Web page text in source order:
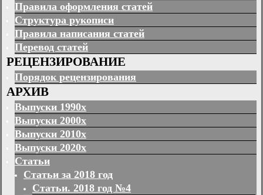
Правила оформления статей
Структура рукописи
Правила написания статей
Перевод статей
РЕЦЕНЗИРОВАНИЕ
Порядок рецензирования
АРХИВ
Выпуски 1990х
Выпуски 2000х
Выпуски 2010х
Выпуски 2020х
Статьи
Статьи за 2018 год
Статьи. 2018 год №4